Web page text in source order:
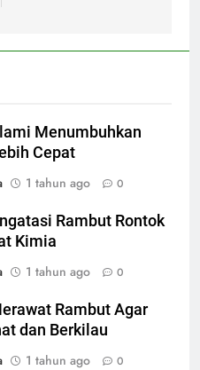
Menumbuhkan
Cepat
1 tahun ago 0
Rambut Rontok
Kimia
1 tahun ago 0
Rambut Agar
dan Berkilau
1 tahun ago 0